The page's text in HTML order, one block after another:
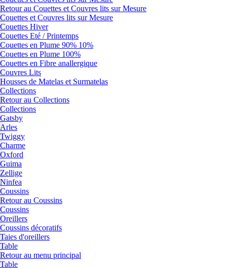
Retour au Couettes et Couvres lits sur Mesure
Couettes et Couvres lits sur Mesure
Couettes Hiver
Couettes Eté / Printemps
Couettes en Plume 90% 10%
Couettes en Plume 100%
Couettes en Fibre anallergique
Couvres Lits
Housses de Matelas et Surmatelas
Collections
Retour au Collections
Collections
Gatsby
Arles
Twiggy
Charme
Oxford
Guima
Zellige
Ninfea
Coussins
Retour au Coussins
Coussins
Oreillers
Coussins décoratifs
Taies d'oreillers
Table
Retour au menu principal
Table